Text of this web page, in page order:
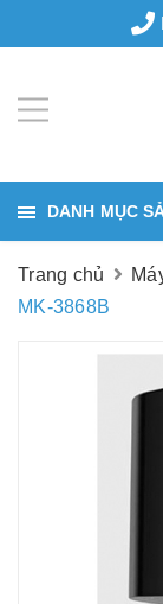
DANH MỤC
Trang chủ
MK-3868B